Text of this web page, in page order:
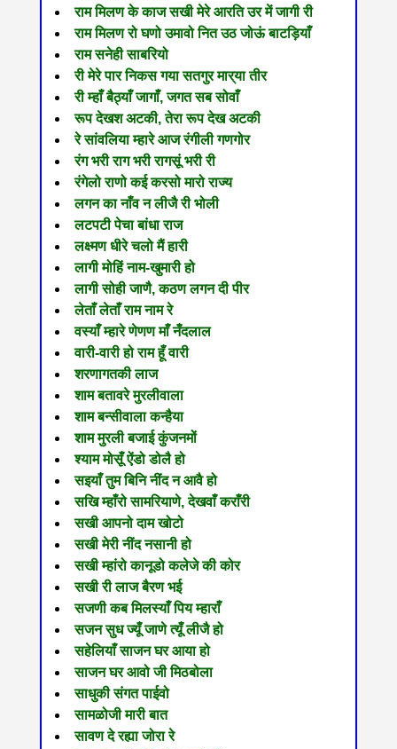
राम मिलण के काज सखी मेरे आरति उर में जागी री
राम मिलण रो घणो उमावो नित उठ जोऊं बाटड़ियाँ
राम सनेही साबरियो
री मेरे पार निकस गया सतगुर मार्‌या तीर
री म्हाँ बैठ्याँ जागाँ, जगत सब सोवाँ
रूप देखश अटकी, तेरा रूप देख अटकी
रे सांवलिया म्हारे आज रंगीली गणगोर
रंग भरी राग भरी रागसूं भरी री
रंगेलो राणो कई करसो मारो राज्य
लगन का नाँव न लीजै री भोली
लटपटी पेचा बांधा राज
लक्ष्मण धीरे चलो मैं हारी
लागी मोहिं नाम-खुमारी हो
लागी सोही जाणै, कठण लगन दी पीर
लेताँ लेताँ राम नाम रे
वस्याँ म्हारे णेणण माँ नँदलाल
वारी-वारी हो राम हूँ वारी
शरणागतकी लाज
शाम बतावरे मुरलीवाला
शाम बन्सीवाला कन्हैया
शाम मुरली बजाई कुंजनमों
श्याम मोसूँ ऐंडो डोलै हो
सइयाँ तुम बिनि नींद न आवै हो
सखि म्हाँरो सामरियाणे, देखवाँ कराँरी
सखी आपनो दाम खोटो
सखी मेरी नींद नसानी हो
सखी म्हांरो कानूडो कलेजे की कोर
सखी री लाज बैरण भई
सजणी कब मिलस्याँ पिय म्हाराँ
सजन सुध ज्यूँ जाणे त्यूँ लीजै हो
सहेलियाँ साजन घर आया हो
साजन घर आवो जी मिठबोला
साधुकी संगत पाईवो
सामळोजी मारी बात
सावण दे रह्या जोरा रे